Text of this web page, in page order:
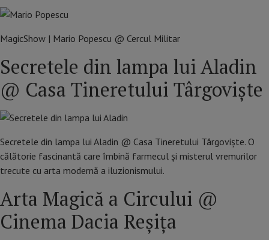
MagicShow | Mario Popescu @ Cercul Militar
Secretele din lampa lui Aladin
@ Casa Tineretului Târgoviște
Secretele din lampa lui Aladin @ Casa Tineretului Târgoviște. O
călătorie fascinantă care îmbină farmecul și misterul vremurilor
trecute cu arta modernă a iluzionismului.
Arta Magică a Circului @
Cinema Dacia Reșița